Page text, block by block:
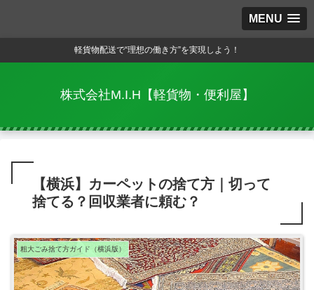
MENU
軽貨物配送で“理想の働き方”を実現しよう！
株式会社M.I.H【軽貨物・便利屋】
【横浜】カーペットの捨て方｜切って
捨てる？回収業者に頼む？
粗大ごみ捨て方ガイド（横浜版）